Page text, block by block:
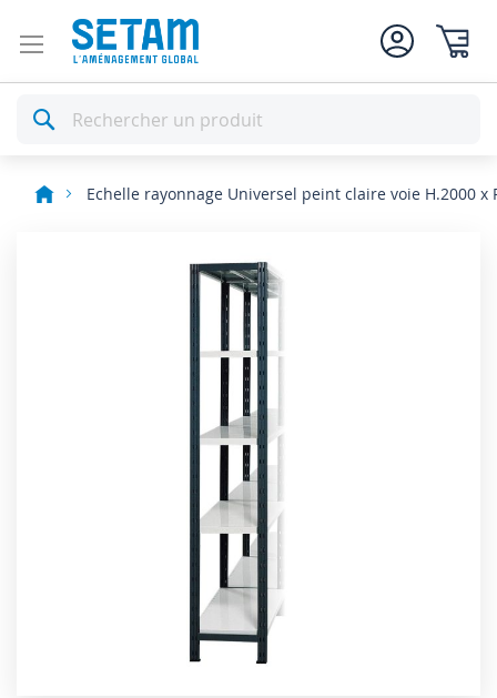
Rechercher
Echelle rayonnage Universel peint claire voie H.2000 x